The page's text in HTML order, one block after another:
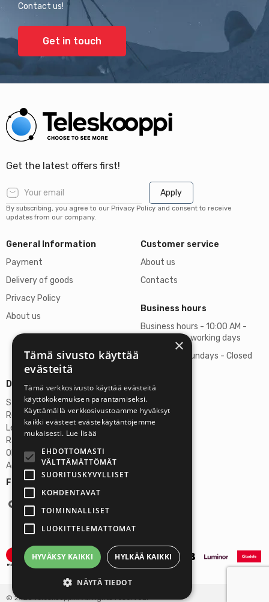
Contact us!
Get in touch
Get the latest offers first!
Apply
By subscribing, you agree to our Privacy Policy and consent to receive
updates from our company.
General Information
Payment
Delivery of goods
Privacy Policy
About us
Customer service
About us
Contacts
Business hours
Business hours - 10:00 AM -
06:00 PM on working days
Saturdays, Sundays - Closed
Follow us:
Details
Stardust Finland Oy
Registration no: 2972445-9
Legal Address
Rantatie 37 C75, 33250 Tampere
OP Tampere
Account No.: FI6357300820922629
© 2026 Teleskooppi.fi All rights reserved.
×
Tämä sivusto käyttää
evästeitä
Tämä verkkosivusto käyttää evästeitä
käyttökokemuksen parantamiseksi.
Käyttämällä verkkosivustoamme hyväksyt
kaikki evästeet evästekäytäntöjemme
mukaisesti. Lue lisää
EHDOTTOMASTI
VÄLTTÄMÄTTÖMÄT
SUORITUSKYVYLLISET
KOHDENTAVAT
TOIMINNALLISET
LUOKITTELEMATTOMAT
HYVÄKSY KAIKKI HYLKÄÄ KAIKKI
NÄYTÄ TIEDOT